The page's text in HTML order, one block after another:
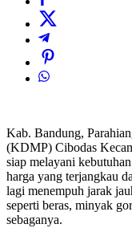
Kab. Bandung,
(KDMP) Cibodas
siap melayani
harga yang terjangkau
lagi menempuh jarak
seperti beras, minyak
sebaganya.